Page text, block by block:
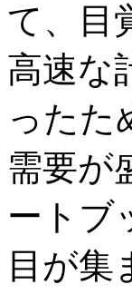
て、目
高速な
ったた
需要が
ートブ
目が集